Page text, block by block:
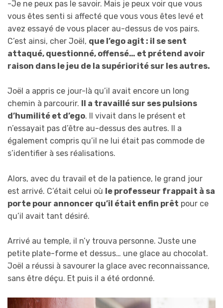
-Je ne peux pas le savoir. Mais je peux voir que vous
vous êtes senti si affecté que vous vous êtes levé et
avez essayé de vous placer au-dessus de vos pairs.
C’est ainsi, cher Joël, que l’ego agit : il se sent
attaqué, questionné, offensé… et prétend avoir
raison dans le jeu de la supériorité sur les autres.
Joël a appris ce jour-là qu’il avait encore un long
chemin à parcourir.
Il a travaillé sur ses pulsions
d’humilité et d’ego. Il vivait dans le présent et
n’essayait pas d’être au-dessus des autres. Il a
également compris qu’il ne lui était pas commode de
s’identifier à ses réalisations.
Alors, avec du travail et de la patience, le grand jour
est arrivé. C’était celui où le professeur frappait à sa
porte pour annoncer qu’il était enfin prêt pour ce
qu’il avait tant désiré.
Arrivé au temple, il n’y trouva personne. Juste une
petite plate-forme et dessus… une glace au chocolat.
Joël a réussi à savourer la glace avec reconnaissance,
sans être déçu. Et puis il a été ordonné.